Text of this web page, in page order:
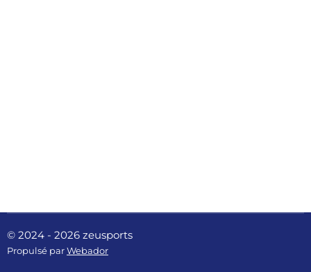
© 2024 - 2026 zeusports
Propulsé par Webador